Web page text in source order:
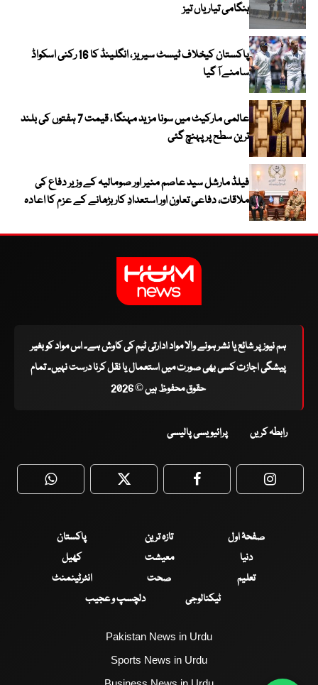
ہنگامی تیاریاں تیز
پاکستان کیخلاف ٹیسٹ سیریز ، انگلینڈ کا 16 رکنی اسکواڈ
سامنے آ گیا
عالمی مارکیٹ میں سونا مزید مہنگا ، قیمت 7 ہفتوں کی بلند
ترین سطح پر پہنچ گئی
فیلڈ مارشل سید عاصم منیر اور صومالیہ کے وزیر دفاع کی
ملاقات، دفاعی تعاون اور استعدادِ کار بڑھانے کے عزم کا اعادہ
ہم نیوز پر شائع یا نشر ہونے والا مواد ادارتی ٹیم کی کاوش ہے۔ اس مواد کو بغیر
پیشگی اجازت کسی بھی صورت میں استعمال یا نقل کرنا درست نہیں۔ تمام
حقوق محفوظ ہیں © 2026
رابطہ کریں پرائیویسی پالیسی
WhatsApp Twitter Facebook
صفحۂ اول تازہ ترین
پاکستان
دنیا
معیشت
کھیل
تعلیم
صحت
انٹرٹینمنٹ
ٹیکنالوجی
دلچسپ و عجیب
Pakistan News in Urdu
Sports News in Urdu